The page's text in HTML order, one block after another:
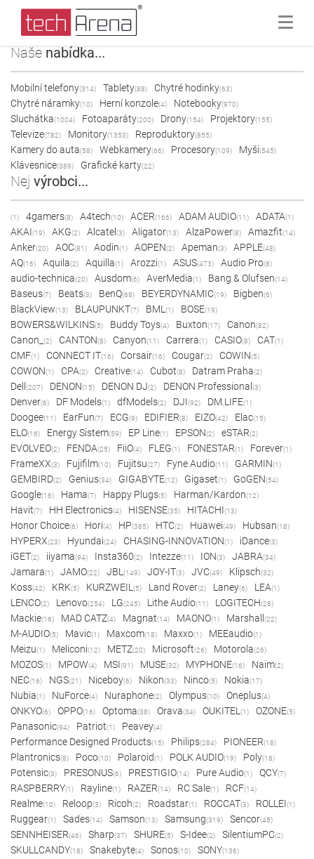
Naše nabídka...
Mobilní telefony(314) Tablety(88) Chytré hodinky(63)
Chytré náramky(10) Herní konzole(4) Notebooky(970)
Sluchátka(1004) Fotoaparáty(200) Drony(154) Projektory(155)
Televize(782) Monitory(1353) Reproduktory(855)
Kamery do auta(58) Webkamery(66) Procesory(109) Myši(545)
Klávesnice(389) Grafické karty(22)
Nej výrobci...
(1) 4gamers(8) A4tech(10) ACER(166) ADAM AUDIO(11) ADATA(1)
AKAI(19) AKG(2) Alcatel (3) Aligator(13) AlzaPower(8) Amazfit(14)
Anker(20) AOC(81) Aodin(1) AOPEN(2) Apeman(3) APPLE(48)
AQ(16) Aquila(2) Aquilla(1) Arozzi(1) ASUS(473) Audio Pro(8)
audio-technica(20) Ausdom(6) AverMedia(1) Bang & Olufsen(14)
Baseus(7) Beats(3) BenQ(68) BEYERDYNAMIC(19) Bigben(6)
BlackView(13) BLAUPUNKT(7) BML (1) BOSE(19)
BOWERS&WILKINS(5) Buddy Toys(4) Buxton(17) Canon(82)
Canon_ (2) CANTON(8) Canyon(11) Carrera(1) CASIO(8) CAT(1)
CMF(1) CONNECT IT(16) Corsair(16) Cougar(2) COWIN(5)
COWON(1) CPA(2) Creative(14) Cubot(8) Datram Praha(2)
Dell (207) DENON(15) DENON DJ(2) DENON Professional (3)
Denver(6) DF Models(1) dfModels(2) DJI(92) DM.LIFE(1)
Doogee(11) EarFun(7) ECG(9) EDIFIER(8) EIZO(42) Elac(15)
ELO(16) Energy Sistem(59) EP Line(1) EPSON(2) eSTAR(2)
EVOLVEO(2) FENDA(25) FiiO(4) FLEG(1) FONESTAR(1) Forever(1)
FrameXX(3) Fujifilm(10) Fujitsu(27) Fyne Audio(11) GARMIN(1)
GEMBIRD(2) Genius(34) GIGABYTE(12) Gigaset(1) GoGEN(54)
Google(16) Hama(7) Happy Plugs(5) Harman/Kardon(12)
Havit(7) HH Electronics(4) HISENSE(35) HITACHI(13)
Honor Choice(6) Hori(4) HP(385) HTC(2) Huawei(49) Hubsan(18)
HYPERX(23) Hyundai(24) CHASING-INNOVATION(1) iDance(3)
iGET(2) iiyama(94) Insta360(2) Intezze(11) ION(3) JABRA(34)
Jamara(1) JAMO(22) JBL (149) JOY-IT(3) JVC(49) Klipsch(32)
Koss(42) KRK(5) KURZWEIL (5) Land Rover(2) Laney(6) LEA(1)
LENCO(2) Lenovo(254) LG(245) Lithe Audio(11) LOGITECH(28)
Mackie(16) MAD CATZ(4) Magnat(14) MAONO(1) Marshall (22)
M-AUDIO(5) Mavic(1) Maxcom(18) Maxxo(1) MEEaudio(1)
Meizu(1) Meliconi(12) METZ(20) Microsoft(26) Motorola(26)
MOZOS(1) MPOW(4) MSI(91) MUSE(32) MYPHONE(16) Naim(2)
NEC(16) NGS(21) Niceboy(6) Nikon(33) Ninco(5) Nokia(17)
Nubia(1) NuForce(4) Nuraphone(2) Olympus(10) Oneplus(4)
ONKYO(6) OPPO(16) Optoma(38) Orava(34) OUKITEL (1) OZONE(5)
Panasonic(94) Patriot(1) Peavey(4)
Performance Designed Products(15) Philips(284) PIONEER(18)
Plantronics(8) Poco(10) Polaroid(1) POLK AUDIO(19) Poly(18)
Potensic(3) PRESONUS(6) PRESTIGIO(14) Pure Audio(1) QCY(7)
RASPBERRY(1) Rayline(1) RAZER(14) RC Sale(1) RCF(14)
Realme(10) Reloop(3) Ricoh(2) Roadstar(1) ROCCAT(3) ROLLEI(1)
Ruggear(1) Sades(14) Samson(13) Samsung(319) Sencor(45)
SENNHEISER(46) Sharp(37) SHURE(5) S-Idee(2) SilentiumPC(2)
SKULLCANDY(18) Snakebyte(4) Sonos(10) SONY(136)